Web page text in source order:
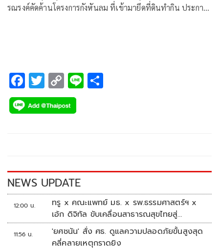
รณรงค์คัดค้านโครงการกังหันลม ที่เข้ามายึดที่ดินทำกิน ประกาศ
F
ac
e
k
T
wi
tt
C
o
p
k
Li
NEWS UPDATE
12:00 น.
ทรู x คณะแพทย์ มธ. x รพ.ธรรมศาสตร์ฯ x
เอ้ก ดิจิทัล ขับเคลื่อนสาธารณสุขไทยสู่
Healthcare AI
11:56 น.
'ยศชนัน' สั่ง ศธ. ดูแลความปลอดภัยขั้นสูงสุด
คลี่คลายเหตุกราดยิง